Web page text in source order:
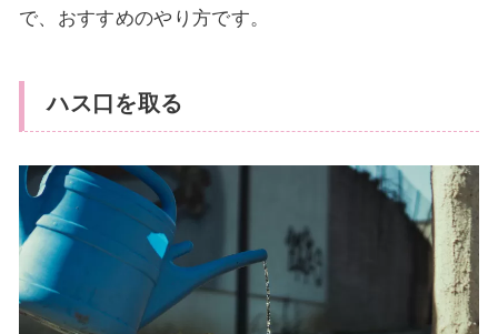
で、おすすめのやり方です。
ハス口を取る